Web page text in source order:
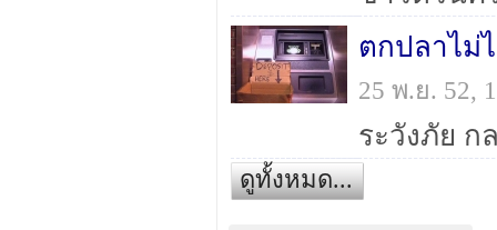
ตกปลาไม่
25 พ.ย. 52,
ระวังภัย ก
ดูทั้งหมด...